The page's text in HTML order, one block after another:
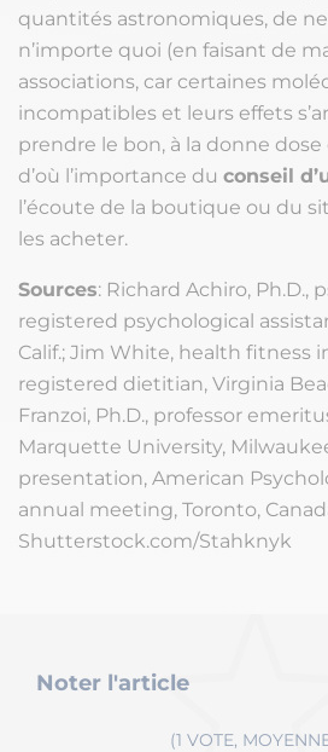
quantités astronomiques, de
n’importe quoi (en faisant de
associations, car certaines
incompatibles et leurs effets
prendre le bon, à la donne
d’où l’importance du conseil
l’écoute de la boutique ou du
les acheter.
Sources: Richard Achiro, Ph.D.,
registered psychological
Calif.; Jim White, health fitness
registered dietitian, Virginia
Franzoi, Ph.D., professor
Marquette University,
presentation, American
annual meeting, Toronto,
Shutterstock.com/Stahknyk
Noter l'article
(1 VOTE,